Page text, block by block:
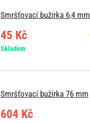
Smršťovací bužírka 6,4 mm
45 Kč
Skladem
Smršťovací bužírka 76 mm
604 Kč